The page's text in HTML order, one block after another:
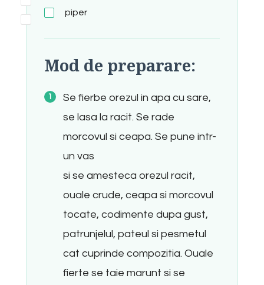
piper
Mod de preparare:
Se fierbe orezul in apa cu sare,
se lasa la racit. Se rade
morcovul si ceapa. Se pune intr-
un vas
si se amesteca orezul racit,
ouale crude, ceapa si morcovul
tocate, codimente dupa gust,
patrunjelul, pateul si pesmetul
cat cuprinde compozitia. Ouale
fierte se taie marunt si se